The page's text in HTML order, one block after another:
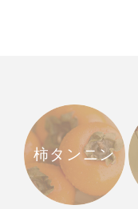
柿タンニン